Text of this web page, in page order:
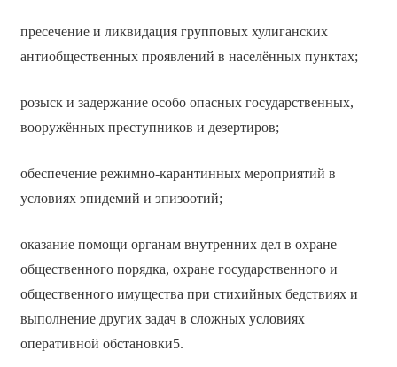
пресечение и ликвидация групповых хулиганских
антиобщественных проявлений в населённых пунктах;
розыск и задержание особо опасных государственных,
вооружённых преступников и дезертиров;
обеспечение режимно-карантинных мероприятий в
условиях эпидемий и эпизоотий;
оказание помощи органам внутренних дел в охране
общественного порядка, охране государственного и
общественного имущества при стихийных бедствиях и
выполнение других задач в сложных условиях
оперативной обстановки5.